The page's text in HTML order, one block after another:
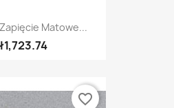
Matowe...
favorite_border